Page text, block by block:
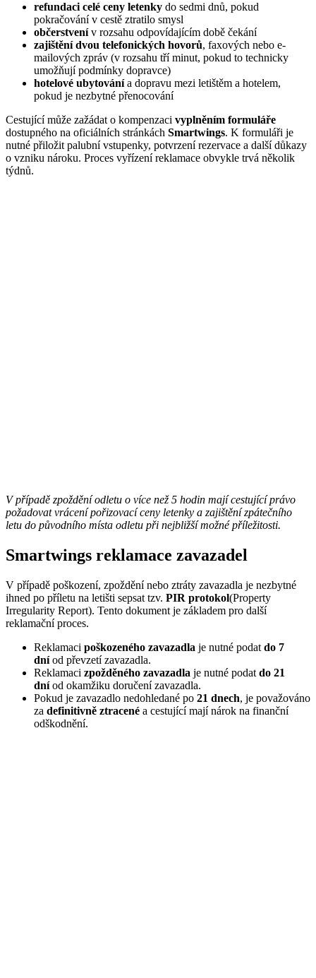
refundaci celé ceny letenky do sedmi dnů, pokud
pokračování v cestě ztratilo smysl
občerstvenív rozsahu odpovídajícím době čekání
zajištění dvou telefonických hovorů, faxových nebo e-
mailových zpráv (v rozsahu tří minut, pokud to technicky
umožňují podmínky dopravce)
hotelové ubytovánía dopravu mezi letištěm a hotelem,
pokud je nezbytné přenocování
Cestující může zažádat o kompenzaci vyplněním formuláře
dostupného na oficiálních stránkách Smartwings. K formuláři je
nutné přiložit palubní vstupenky, potvrzení rezervace a další důkazy
o vzniku nároku. Proces vyřízení reklamace obvykle trvá několik
týdnů.
V případě zpoždění odletu o více než 5 hodin mají cestující právo
požadovat vrácení pořizovací ceny letenky a zajištění zpátečního
letu do původního místa odletu při nejbližší možné příležitosti.
Smartwings reklamace zavazadel
V případě poškození, zpoždění nebo ztráty zavazadla je nezbytné
ihned po příletu na letišti sepsat tzv. PIR protokol(Property
Irregularity Report). Tento dokument je základem pro další
reklamační proces.
Reklamaci poškozeného zavazadla je nutné podat do 7
dníod převzetí zavazadla.
Reklamaci zpožděného zavazadla je nutné podat do 21
dníod okamžiku doručení zavazadla.
Pokud je zavazadlo nedohledané po 21 dnech, je považováno
za definitivně ztracené a cestující mají nárok na finanční
odškodnění.